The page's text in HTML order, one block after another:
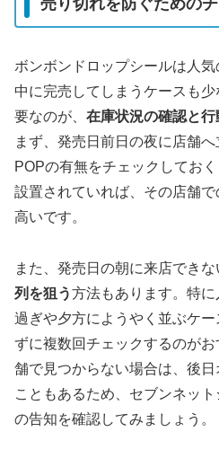
売り切れを防ぐための
ボンボンドロップシールは人
中に完売してしまうケースも
要なのが、 在庫状況の確認と
まず、発売日前日の夜に店舗
POPの有無をチェックしてお
設置されていれば、その店舗
高いです。
また、発売日の朝に来店できな
列を狙う方法もあります。特
過ぎや夕方にようやく並ぶケ
ずに複数回チェックするのが
舗で見つからない場合は、後
こともあるため、セブンネッ
の告知を確認してみましょう。